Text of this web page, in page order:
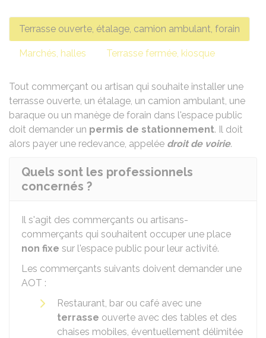
Terrasse ouverte, étalage, camion ambulant, forain
Marchés, halles Terrasse fermée, kiosque
Tout commerçant ou artisan qui souhaite installer une
terrasse ouverte, un étalage, un camion ambulant, une
baraque ou un manège de forain dans l'espace public
doit demander un permis de stationnement. Il doit
alors payer une redevance, appelée droit de voirie.
Quels sont les professionnels
concernés ?
Il s'agit des commerçants ou artisans-
commerçants qui souhaitent occuper une place
non fixe sur l'espace public pour leur activité.
Les commerçants suivants doivent demander une
AOT :
Restaurant, bar ou café avec une
terrasse ouverte avec des tables et des
chaises mobiles, éventuellement délimitée